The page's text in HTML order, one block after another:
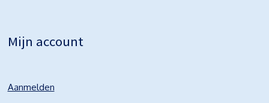
Mijn account
Aanmelden